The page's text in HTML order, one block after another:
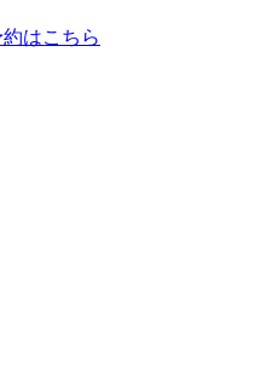
はこちら